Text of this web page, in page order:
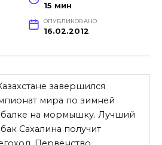
15 мин
ОПУБЛИКОВАНО
16.02.2012
завершился
мира по зимней
на мормышку. Лучший
Сахалина получит